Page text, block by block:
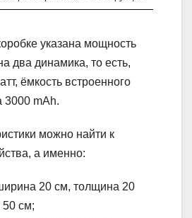
указана мощность
два динамика, то есть,
ёмкость встроенного
3000 mAh.
можно найти к
а именно:
20 см, толщина 20
50 см;